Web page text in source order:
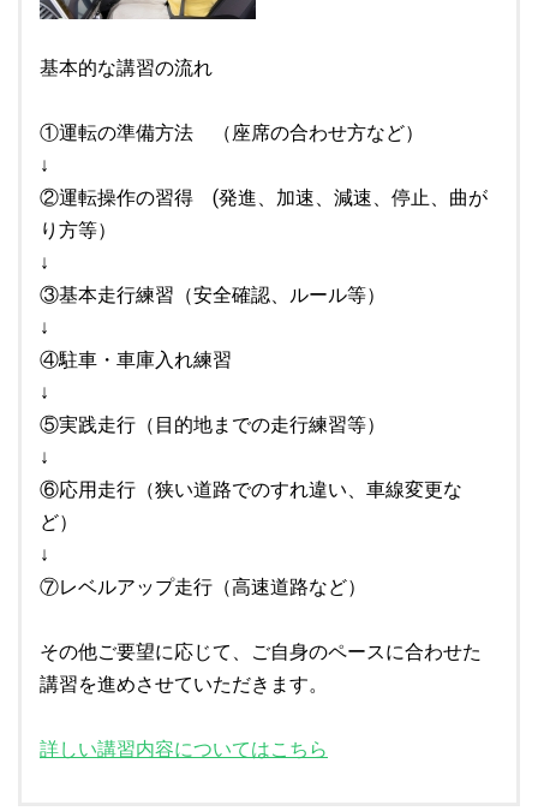
基本的な講習の流れ
①運転の準備方法 （座席の合わせ方など）
↓
②運転操作の習得 (発進、加速、減速、停止、曲が
り方等）
↓
③基本走行練習（安全確認、ルール等）
↓
④駐車・車庫入れ練習
↓
⑤実践走行（目的地までの走行練習等）
↓
⑥応用走行（狭い道路でのすれ違い、車線変更な
ど）
↓
⑦レベルアップ走行（高速道路など）
その他ご要望に応じて、ご自身のペースに合わせた
講習を進めさせていただきます。
詳しい講習内容についてはこちら